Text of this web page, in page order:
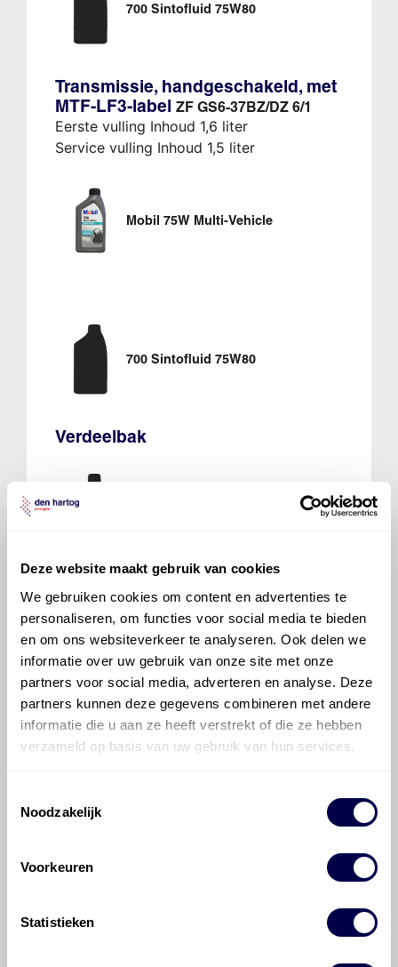
Deze website maakt gebruik van cookies
We gebruiken cookies om content en advertenties te
personaliseren, om functies voor social media te bieden
en om ons websiteverkeer te analyseren. Ook delen we
informatie over uw gebruik van onze site met onze
partners voor social media, adverteren en analyse. Deze
partners kunnen deze gegevens combineren met andere
informatie die u aan ze heeft verstrekt of die ze hebben
verzameld op basis van uw gebruik van hun services.
Noodzakelijk
Voorkeuren
Statistieken
700 Sintofluid 75W80
Transmissie, handgeschakeld, met
MTF-LF3-label ZF GS6-37BZ/DZ 6/1
Eerste vulling Inhoud 1,6 liter
Service vulling Inhoud 1,5 liter
Mobil 75W Multi-Vehicle
700 Sintofluid 75W80
Verdeelbak
Veelgestelde vragen over
de BMW 5-serie
Welke motorolie adviseert Den Hartog
voor de BMW 5-serie 530xi?
Hoeveel motorolie gaat er in een BMW